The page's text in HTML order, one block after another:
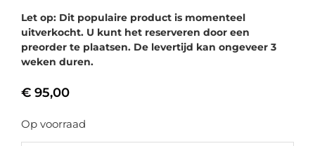
Let op: Dit populaire product is momenteel
uitverkocht. U kunt het reserveren door een
preorder te plaatsen. De levertijd kan ongeveer 3
weken duren.
€ 95,00
Op voorraad